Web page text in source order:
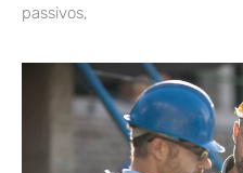
passivos,